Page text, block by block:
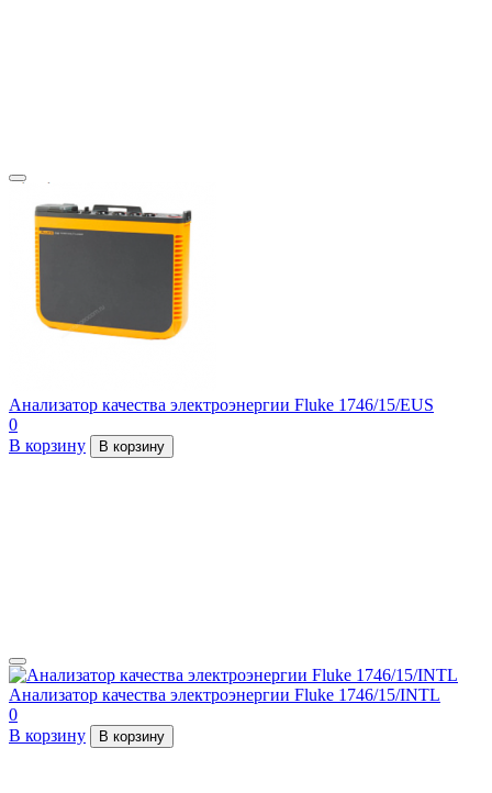
Анализатор качества электроэнергии Fluke 1746/15/EUS
0
В корзину
В корзину
Анализатор качества электроэнергии Fluke 1746/15/INTL
0
В корзину
В корзину